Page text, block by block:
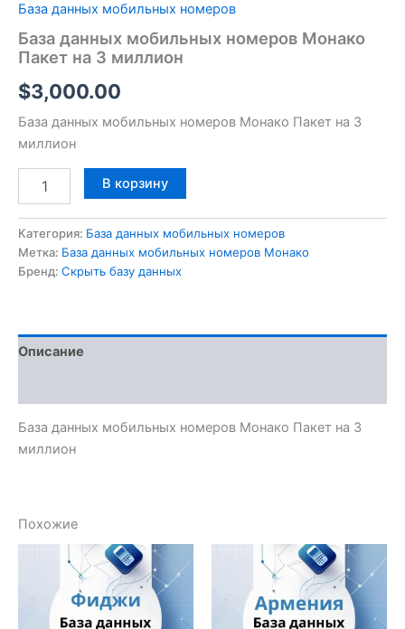
База данных мобильных номеров
База данных мобильных номеров Монако
Пакет на 3 миллион
$3,000.00
База данных мобильных номеров Монако Пакет на 3
миллион
В корзину
Категория: База данных мобильных номеров
Метка: База данных мобильных номеров Монако
Бренд: Скрыть базу данных
Описание
База данных мобильных номеров Монако Пакет на 3
миллион
Похожие